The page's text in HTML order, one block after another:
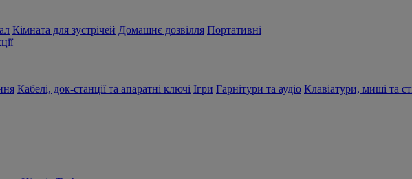
Кімната для зустрічей Домашнє дозвілля Портативні
Кабелі, док-станції та апаратні ключі Ігри Гарнітури та аудіо Клавіатури, миші та